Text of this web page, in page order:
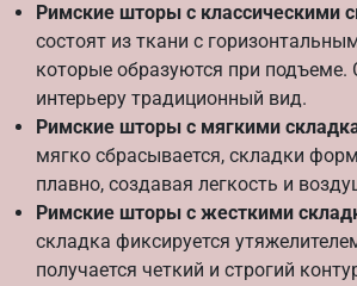
Римские шторы с классическими
состоят из ткани с
которые образуются при
интерьеру традиционный вид.
Римские шторы с мягкими
мягко сбрасывается, складки
плавно, создавая легкость и
Римские шторы с жесткими
складка фиксируется
получается четкий и строгий